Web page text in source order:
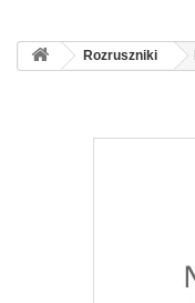
Rozruszniki